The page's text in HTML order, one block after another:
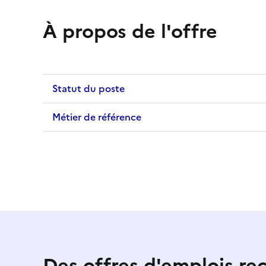
À propos de l'offre
Statut du poste
Métier de référence